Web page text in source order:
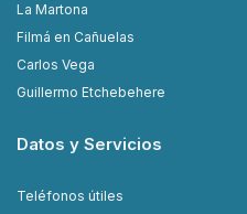
La Martona
Filmá en Cañuelas
Carlos Vega
Guillermo Etchebehere
Datos y Servicios
Teléfonos útiles